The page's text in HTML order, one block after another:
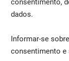
consentimento,
dados.
Informar-se
consentimento e